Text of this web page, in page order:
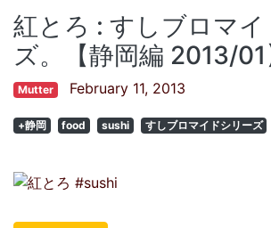
紅とろ : すしブロマ
ズ。【静岡編 2013/01
Mutter February 11, 2013
+静岡 food sushi すしブロマイドシリーズ